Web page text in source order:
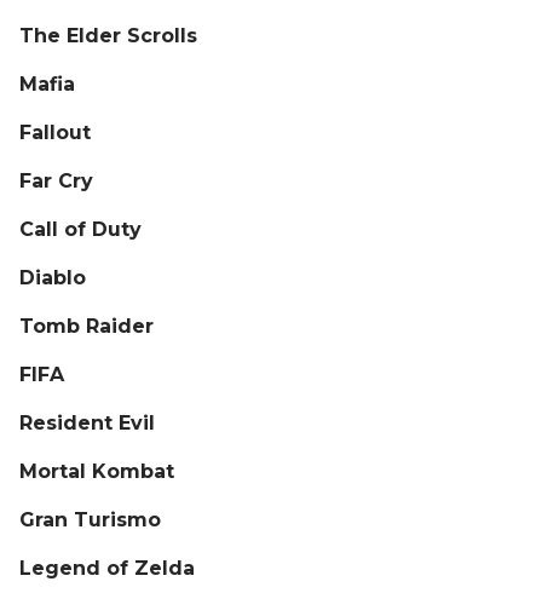
The Elder Scrolls
Mafia
Fallout
Far Cry
Call of Duty
Diablo
Tomb Raider
FIFA
Resident Evil
Mortal Kombat
Gran Turismo
Legend of Zelda